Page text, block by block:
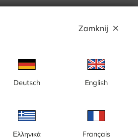
Zamknij close
Deutsch English
Ελληνικά Français